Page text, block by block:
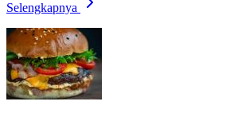
Selengkapnya